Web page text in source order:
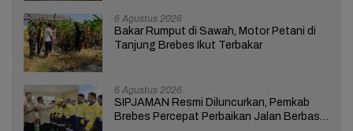
6 Agustus 2026
Bakar Rumput di Sawah, Motor Petani di
Tanjung Brebes Ikut Terbakar
6 Agustus 2026
SIPJAMAN Resmi Diluncurkan, Pemkab
Brebes Percepat Perbaikan Jalan Berbasis